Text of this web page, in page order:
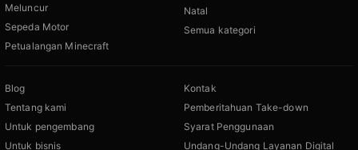
Meluncur
Sepeda Motor
Petualangan Minecraft
Natal
Semua kategori
Blog
Tentang kami
Untuk pengembang
Untuk bisnis
Kontak
Pemberitahuan Take-down
Syarat Penggunaan
Undang-Undang Layanan Digital